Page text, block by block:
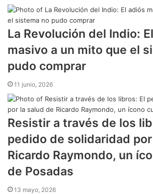
La Revolución del Indio:
masivo a un mito que el
pudo comprar
11 junio, 2026
Resistir a través de los
pedido de solidaridad
Ricardo Raymondo, un
de Posadas
13 mayo, 2026